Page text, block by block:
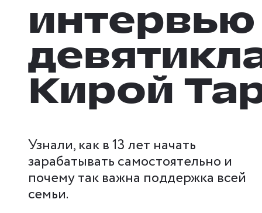
интервью
Кирой
Узнали, как в 13 лет начать
зарабатывать самостоятельно и
почему так важна поддержка всей
семьи.